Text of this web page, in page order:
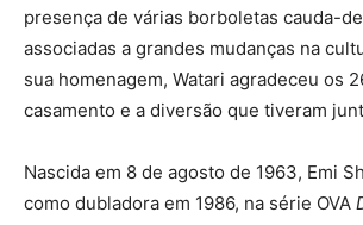
presença de várias borboletas cauda-
associadas a grandes mudanças na
sua homenagem, Watari agradeceu os
casamento e a diversão que tiveram
Nascida em 8 de agosto de 1963, Emi
como dubladora em 1986, na série OVA